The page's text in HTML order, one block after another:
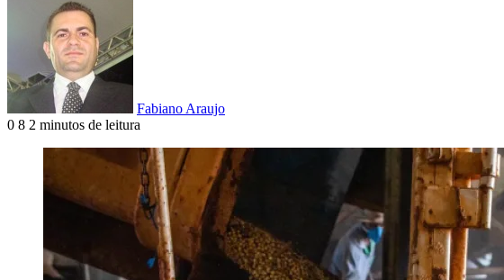
Fabiano Araujo
0 8 2 minutos de leitura